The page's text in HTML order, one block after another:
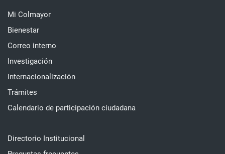
Mi Colmayor
Bienestar
Correo interno
Investigación
Internacionalización
Trámites
Calendario de participación ciudadana
Directorio Institucional